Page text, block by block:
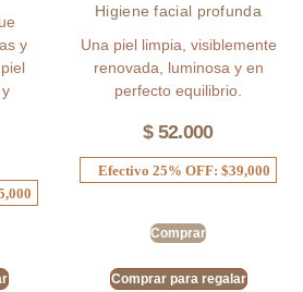
y
Higiene facial profunda
Una piel limpia, visiblemente
renovada, luminosa y en
perfecto equilibrio.
$52.000
Efectivo 25% OFF: $39,000
Comprar
Comprar para regalar